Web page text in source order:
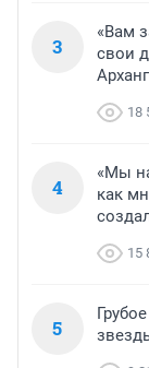
3
«Вам
свои
18
4
«Мы
как
15
5